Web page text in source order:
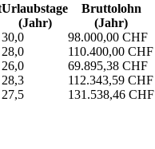
Urlaubs­tage
(Jahr)
Bruttolohn
(Jahr)
30,0
98.000,00 CHF
28,0
110.400,00 CHF
26,0
69.895,38 CHF
28,3
112.343,59 CHF
27,5 131.538,46 CHF